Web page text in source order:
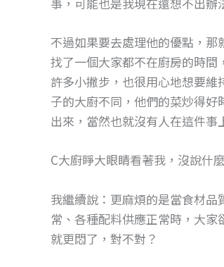
不過如果要去處理他的優點，
找了一個大家都不在廚房的時
許多小撇步，也很用心地想要
子的大廚不同，他們的菜炒得
出來，當然也就沒有人在這件
C大廚睜大眼睛看著我，沒說什
我繼續說：更麻煩的是當食材
常、各種配料供應正常時，大
就更悶了，對不對？